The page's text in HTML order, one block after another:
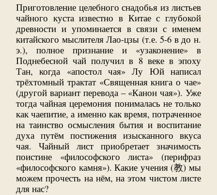
Приготовление целебного снадобья из листьев
чайного куста известно в Китае с глубокой
древности и упоминается в связи с именем
китайского мыслителя Лао-цзы (т.е. 5-6 в до н.
э.), полное признание и «узаконение» в
Поднебесной чай получил в 8 веке в эпоху
Тан, когда «апостол чая» Лу Юй написал
трёхтомный трактат «Священная книга о чае»
(другой вариант перевода – «Канон чая»). Уже
тогда чайная церемония понималась не только
как чаепитие, а именно как время, потраченное
на таинство осмысления бытия и воспитание
духа путём постижения изысканного вкуса
чая. Чайный лист приобретает значимость
поистине «философского листа» (перифраз
«философского камня»). Какие учения (教) мы
можем прочесть на нём, на этом чистом листе
для нас?